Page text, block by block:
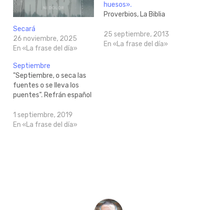
Secará
26 noviembre, 2025
En «La frase del día»
huesos».
Proverbios, La Biblia
25 septiembre, 2013
En «La frase del día»
Septiembre
"Septiembre, o seca las
fuentes o se lleva los
puentes". Refrán español
1 septiembre, 2019
En «La frase del día»